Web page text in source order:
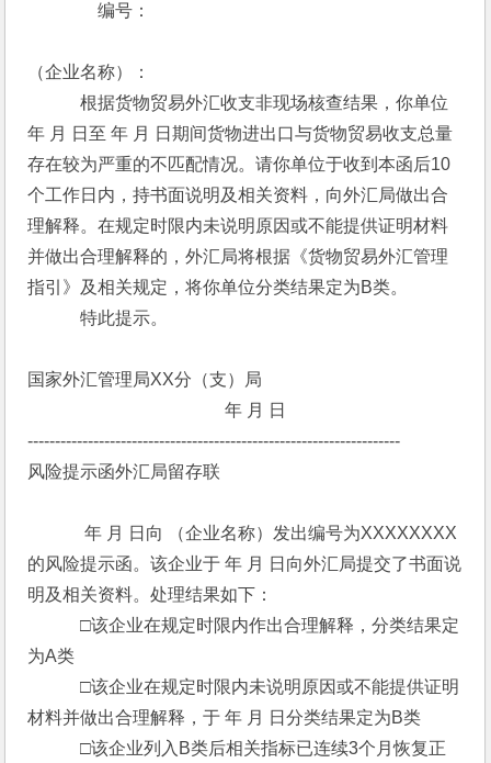
编号：
（企业名称）：
根据货物贸易外汇收支非现场核查结果，你单位
年 月 日至 年 月 日期间货物进出口与货物贸易收支总量
存在较为严重的不匹配情况。请你单位于收到本函后10
个工作日内，持书面说明及相关资料，向外汇局做出合
理解释。在规定时限内未说明原因或不能提供证明材料
并做出合理解释的，外汇局将根据《货物贸易外汇管理
指引》及相关规定，将你单位分类结果定为B类。
特此提示。
国家外汇管理局XX分（支）局
年 月 日
--------------------------------------------------------------------
风险提示函外汇局留存联
年 月 日向 （企业名称）发出编号为XXXXXXXX
的风险提示函。该企业于 年 月 日向外汇局提交了书面说
明及相关资料。处理结果如下：
□该企业在规定时限内作出合理解释，分类结果定
为A类
□该企业在规定时限内未说明原因或不能提供证明
材料并做出合理解释，于 年 月 日分类结果定为B类
□该企业列入B类后相关指标已连续3个月恢复正